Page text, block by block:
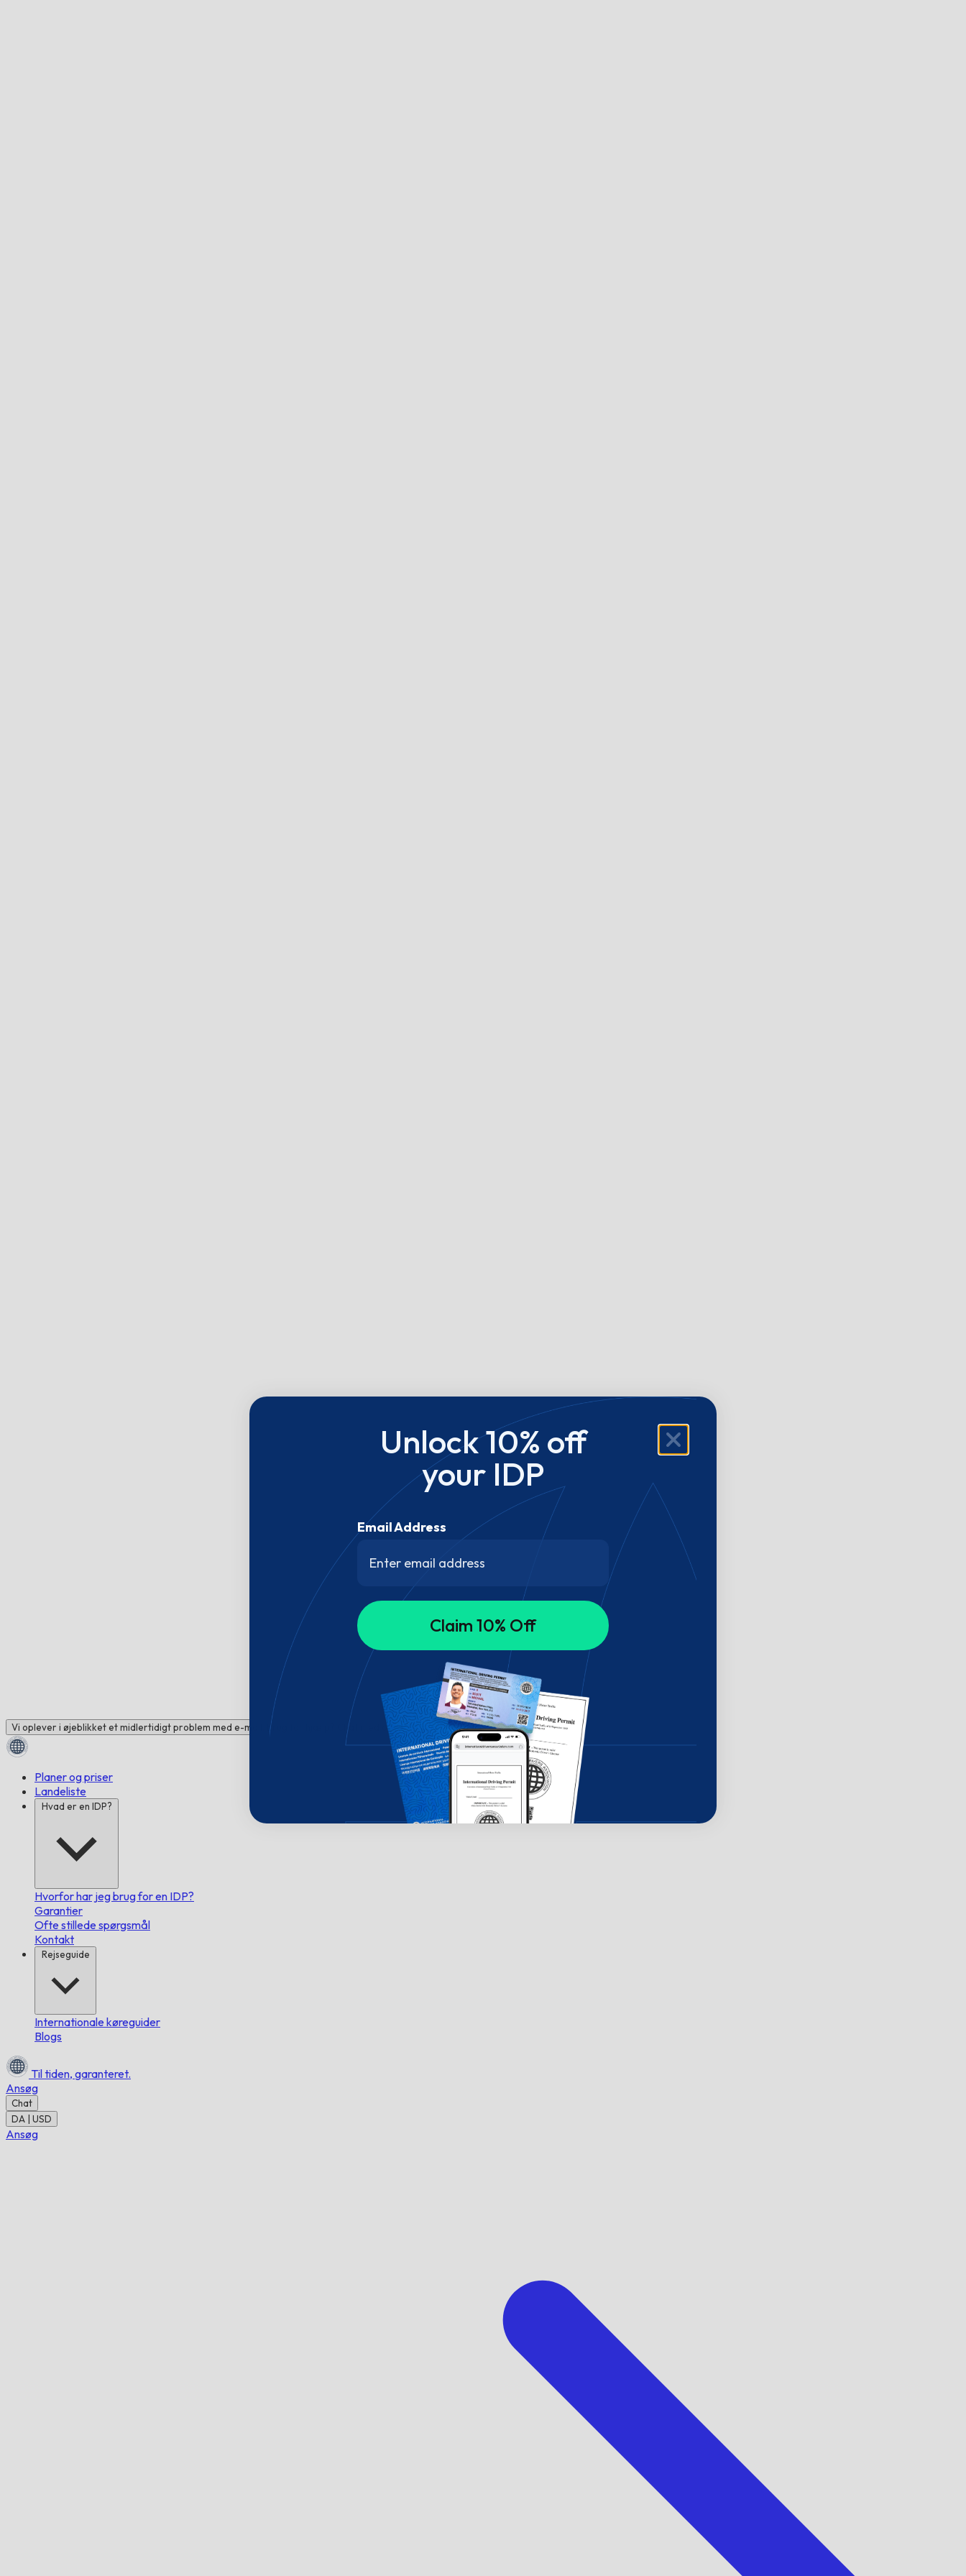
Vi oplever i øjeblikket et midlertidigt problem med e-mail. Brug for hjælp? Chat med os!
Planer og priser
Landeliste
Hvad er en IDP?
Hvorfor har jeg brug for en IDP?
Garantier
Ofte stillede spørgsmål
Kontakt
Rejseguide
Internationale køreguider
Blogs
Til tiden, garanteret.
Ansøg
Chat
DA | USD
Ansøg
Unlock 10% off
your IDP
Email Address
Claim 10% Off